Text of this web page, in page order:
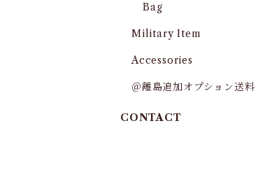
Bag
Military Item
Accessories
＠離島追加オプション送料
CONTACT